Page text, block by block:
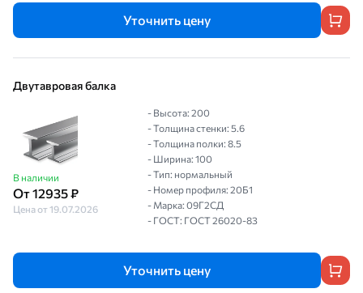
Уточнить цену
Двутавровая балка
В наличии
От 12935 ₽
Цена от 19.07.2026
- Высота: 200
- Толщина стенки: 5.6
- Толщина полки: 8.5
- Ширина: 100
- Тип: нормальный
- Номер профиля: 20Б1
- Марка: 09Г2СД
- ГОСТ: ГОСТ 26020-83
Уточнить цену